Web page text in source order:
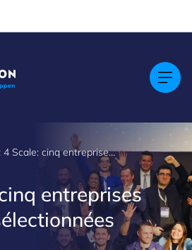
Fit 4 Scale: cinq entreprises pionnières sélectionnées
entreprises